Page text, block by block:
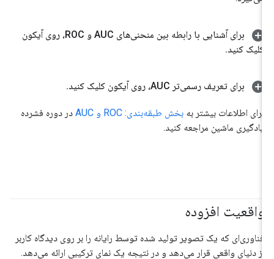
برای آشنایی با رابطه بین منحنی‌های AUC و ROC، روی آیکون
کلیک کنید.
برای تعریف رسمی‌تر AUC، روی آیکون کلیک کنید .
برای اطلاعات بیشتر به بخش طبقه‌بندی: ROC و AUC
در دوره فشرده
یادگیری ماشین مراجعه کنید.
واقعیت افزوده
فناوری‌ای که یک تصویر تولید شده توسط رایانه را بر روی دیدگاه کاربر
از دنیای واقعی قرار می‌دهد و در نتیجه یک نمای ترکیبی ارائه می‌دهد.